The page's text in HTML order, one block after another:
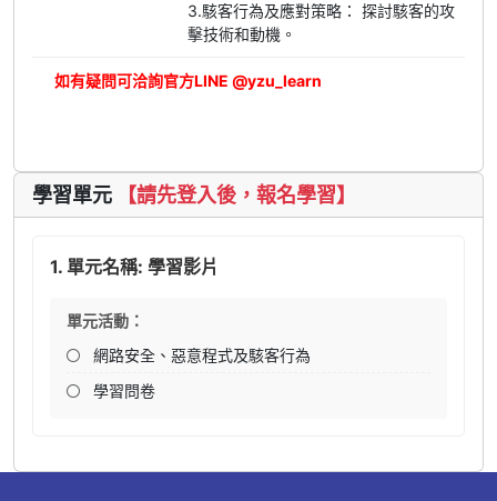
3.駭客行為及應對策略： 探討駭客的攻
擊技術和動機。
如有疑問可洽詢官方LINE @yzu_learn
學習單元 【請先登入後，報名學習】
1. 單元名稱: 學習影片
單元活動：
網路安全、惡意程式及駭客行為
學習問卷